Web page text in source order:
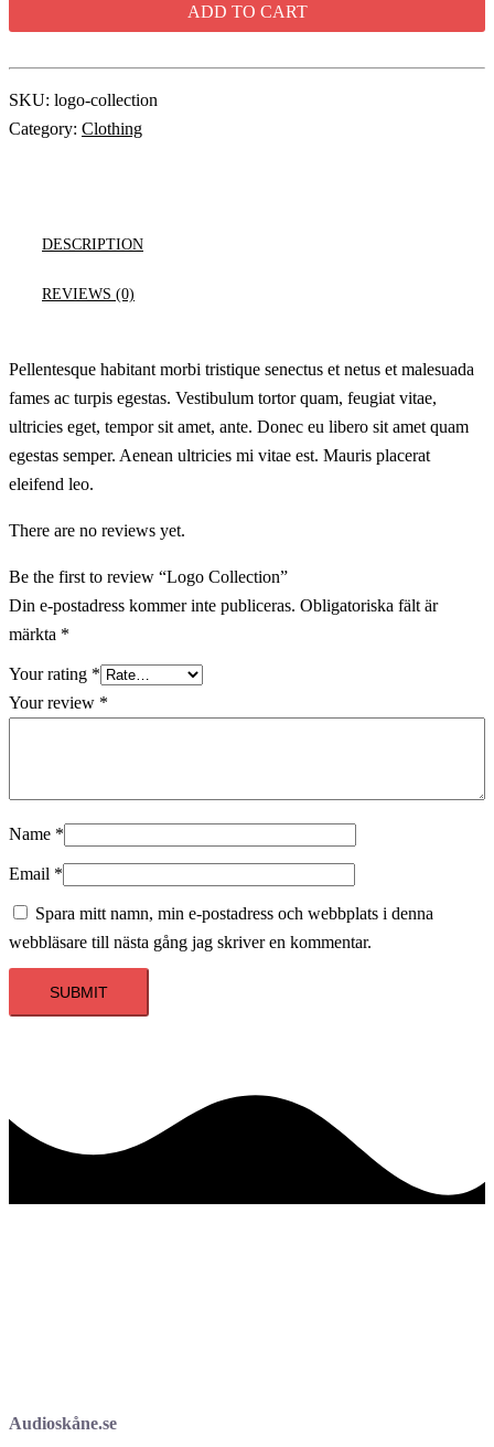
ADD TO CART
SKU: logo-collection
Category: Clothing
DESCRIPTION
REVIEWS (0)
Pellentesque habitant morbi tristique senectus et netus et malesuada
fames ac turpis egestas. Vestibulum tortor quam, feugiat vitae,
ultricies eget, tempor sit amet, ante. Donec eu libero sit amet quam
egestas semper. Aenean ultricies mi vitae est. Mauris placerat
eleifend leo.
There are no reviews yet.
Be the first to review “Logo Collection”
Din e-postadress kommer inte publiceras. Obligatoriska fält är
märkta *
Your rating *
Your review *
Name *
Email *
Spara mitt namn, min e-postadress och webbplats i denna
webbläsare till nästa gång jag skriver en kommentar.
Audioskåne.se